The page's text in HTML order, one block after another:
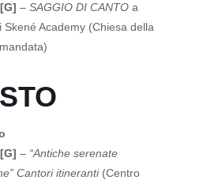
– SAGGIO DI CANTO a
Skené Academy (Chiesa della
– “Antiche serenate
Cantori itineranti(Centro